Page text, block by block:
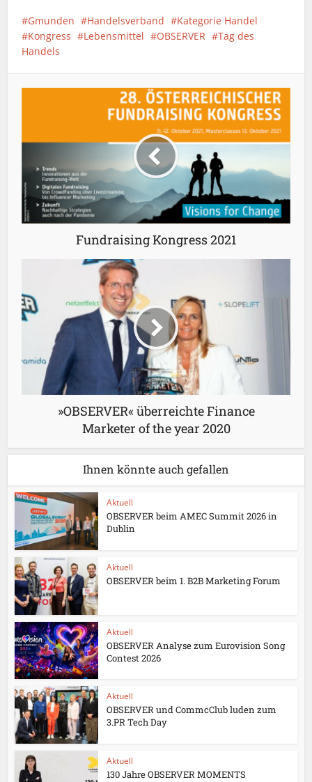
Gmunden Handelsverband
Kategorie Handel
Kongress
Lebensmittel OBSERVER
Tag des
Handels
Fundraising Kongress 2021
»OBSERVER« überreichte Finance
Marketer of the year 2020
Ihnen könnte auch gefallen
Aktuell
OBSERVER beim AMEC Summit 2026 in
Dublin
Aktuell
OBSERVER beim 1. B2B Marketing Forum
Aktuell
OBSERVER Analyse zum Eurovision Song
Contest 2026
Aktuell
OBSERVER und CommcClub luden zum
3.PR Tech Day
Aktuell
130 Jahre OBSERVER MOMENTS